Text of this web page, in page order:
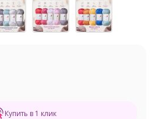
Купить в 1 клик